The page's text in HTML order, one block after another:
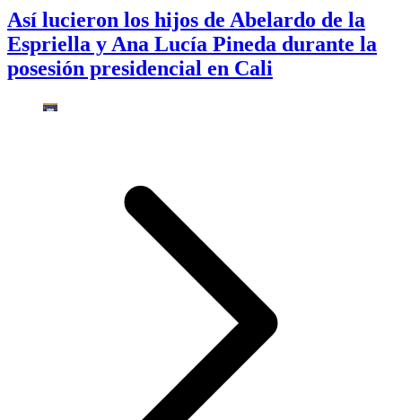
Así lucieron los hijos de Abelardo de la
Espriella y Ana Lucía Pineda durante la
posesión presidencial en Cali